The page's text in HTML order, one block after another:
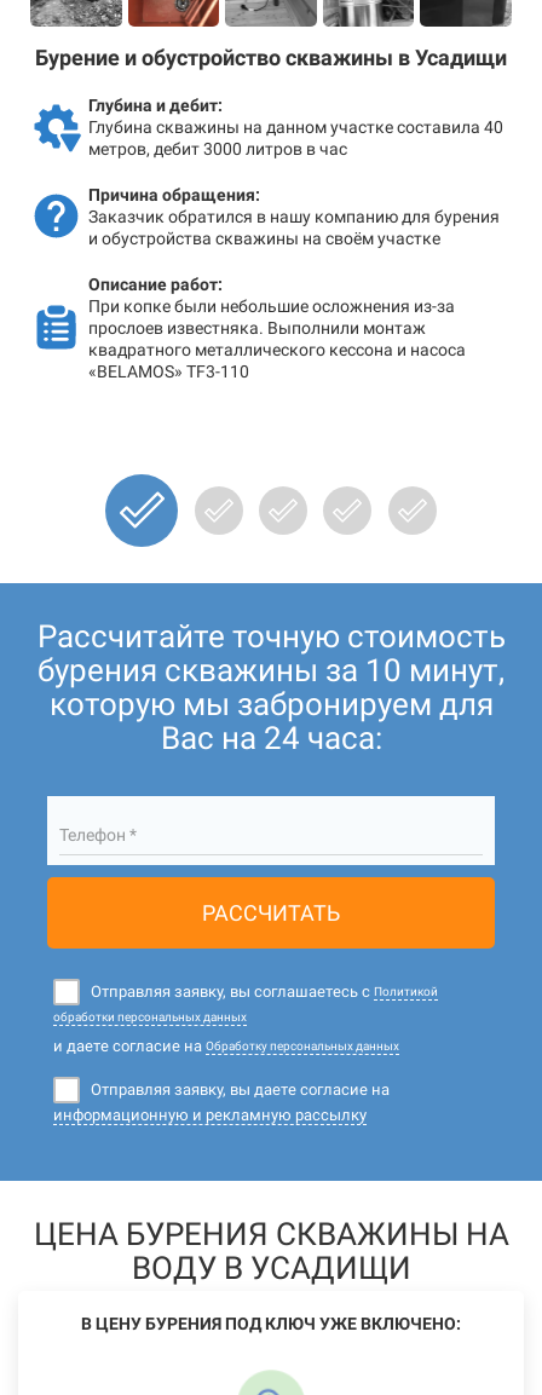
Бурение и обустройство скважины в Усадищи
Глубина и дебит:
Глубина скважины на данном участке составила 40
метров, дебит 3000 литров в час
Причина обращения:
Заказчик обратился в нашу компанию для бурения
и обустройства скважины на своём участке
Описание работ:
При копке были небольшие осложнения из-за
прослоев известняка. Выполнили монтаж
квадратного металлического кессона и насоса
«BELAMOS» TF3-110
Рассчитайте точную стоимость
бурения скважины за 10 минут,
которую мы забронируем для
Вас на 24 часа:
Телефон *
РАССЧИТАТЬ
Отправляя заявку, вы соглашаетесь с Политикой
обработки персональных данных
и даете согласие на Обработку персональных данных
Отправляя заявку, вы даете согласие на
информационную и рекламную рассылку
ЦЕНА БУРЕНИЯ СКВАЖИНЫ НА
ВОДУ В УСАДИЩИ
В ЦЕНУ БУРЕНИЯ ПОД КЛЮЧ УЖЕ ВКЛЮЧЕНО: